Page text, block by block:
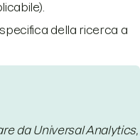
della ricerca a
da Universal Analytics,